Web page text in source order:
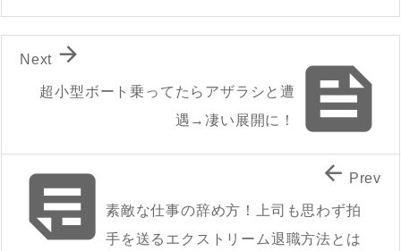

超小型ボート乗ってたらアザラシと遭
遇→凄い展開に！

Next
素敵な仕事の辞め方！上司も思わず拍
手を送るエクストリーム退職方法とは
 Prev